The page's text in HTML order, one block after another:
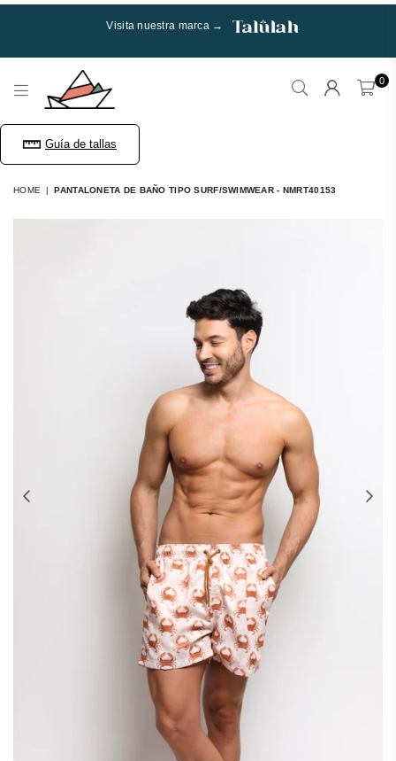
Visita nuestra marca →
0
Guía de tallas
HOME | PANTALONETA DE BAÑO TIPO SURF/SWIMWEAR - NMRT40153